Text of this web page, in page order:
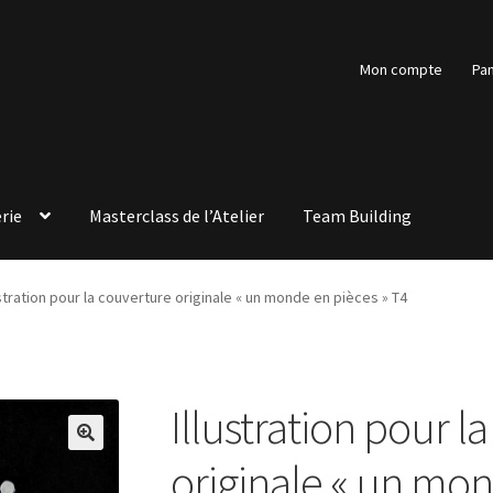
Mon compte
Masterclass de l’Atelier Team Building
pour la couverture originale « un monde en pièces » T4
Illustration pour